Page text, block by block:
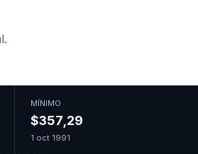
MÍNIMO
$357,29
1 oct 1991